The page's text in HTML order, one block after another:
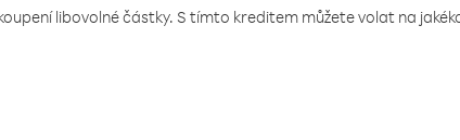
libovolné částky. S tímto kreditem můžete volat na